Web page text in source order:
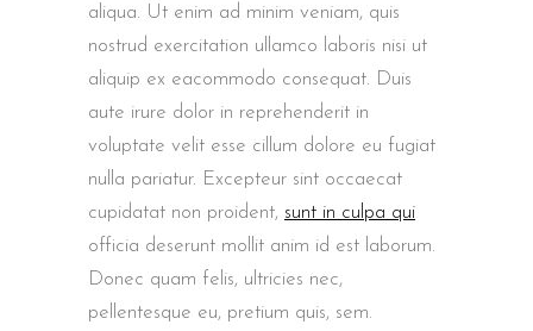
aliqua. Ut enim ad minim veniam, quis
nostrud exercitation ullamco laboris nisi ut
aliquip ex eacommodo consequat. Duis
aute irure dolor in reprehenderit in
voluptate velit esse cillum dolore eu fugiat
nulla pariatur. Excepteur sint occaecat
cupidatat non proident, sunt in culpa qui
officia deserunt mollit anim id est laborum.
Donec quam felis, ultricies nec,
pellentesque eu, pretium quis, sem.